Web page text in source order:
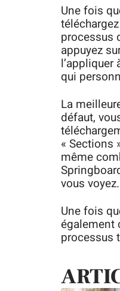
Une fois
processus
appuyez
qui
La
défaut,
« Sections
même
vous voyez.
Une fois
également
processus